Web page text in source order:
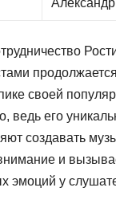
Александр
своей
ведь его
создавать
и
эмоций у